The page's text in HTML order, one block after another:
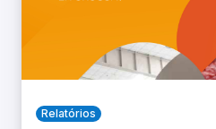
Relatórios